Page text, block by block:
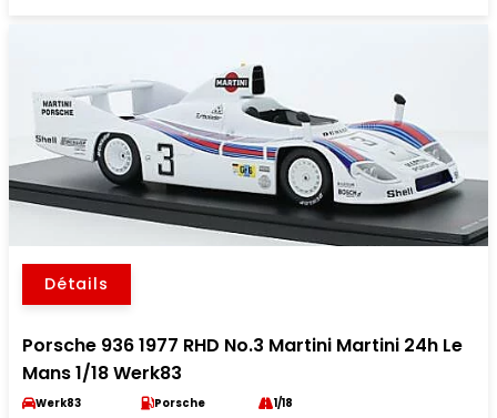
Détails
Porsche 936 1977 RHD No.3 Martini Martini 24h Le
Mans 1/18 Werk83
Werk83 Porsche 1/18